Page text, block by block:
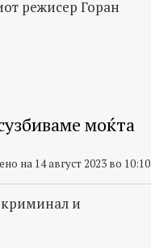
режисер Горан
моќта
на 14 август 2023 во 10:10
криминал и